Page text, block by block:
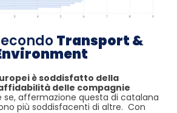
Transport &
è soddisfatto della
delle compagnie
se, affermazione questa di catalana
più soddisfacenti di altre. Con